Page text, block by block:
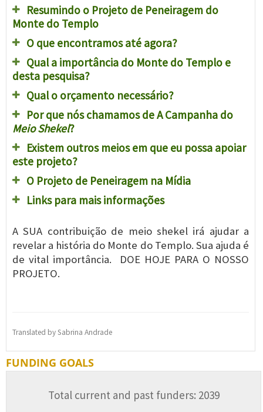
Resumindo o Projeto de Peneiragem do
Monte do Templo
O que encontramos até agora?
Qual a importância do Monte do Templo e
desta pesquisa?
Qual o orçamento necessário?
Por que nós chamamos de A Campanha do
Meio Shekel?
Existem outros meios em que eu possa apoiar
este projeto?
O Projeto de Peneiragem na Mídia
Links para mais informações
A SUA contribuição de meio shekel irá ajudar a
revelar a história do Monte do Templo. Sua ajuda é
de vital importância. DOE HOJE PARA O NOSSO
PROJETO.
Translated by Sabrina Andrade
FUNDING GOALS
Total current and past funders: 2039